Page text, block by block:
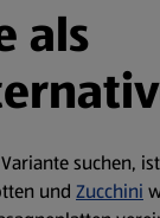
als
suchen,
und Zucchini